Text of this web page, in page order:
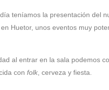
teníamos la presentación del
Huetor, unos eventos muy
al entrar en la sala podemos
con folk , cerveza y fiesta.